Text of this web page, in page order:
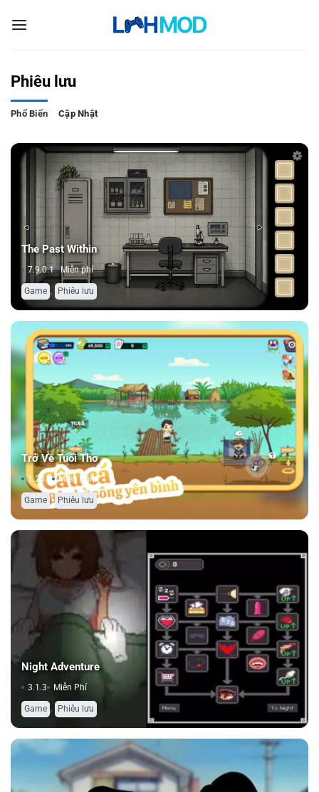
qua
Phiêu lưu
Phổ Biến Cập Nhật
The Past Within
7.9.0.1 Miễn phí
Game , Phiêu lưu
Trở Về Tuổi Thơ
1.20.5 Miễn Phí
Game , Phiêu lưu
Night Adventure
3.1.3 Miễn Phí
Game , Phiêu lưu